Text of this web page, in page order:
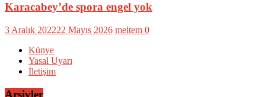
Karacabey’de spora engel yok
3 Aralık 202222 Mayıs 2026 meltem 0
Künye
Yasal Uyarı
İletişim
Arşivler